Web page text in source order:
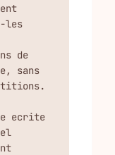
les
de
sans
ecrite